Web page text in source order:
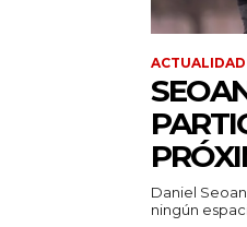
ACTUALIDAD
Daniel
ningún